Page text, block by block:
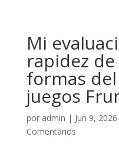
Mi
rapidez
formas
juegos
por admin | Jun 9, 2026
Comentarios